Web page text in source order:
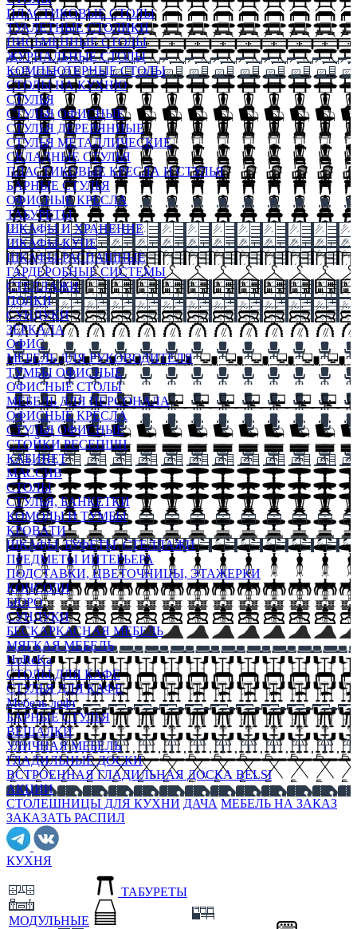
ПЛАСТИКОВЫЕ СТОЛЫ
ТУАЛЕТНЫЕ СТОЛИКИ
ПИСЬМЕННЫЕ СТОЛЫ
ЖУРНАЛЬНЫЕ СТОЛЫ
КОМПЬЮТЕРНЫЕ СТОЛЫ
СТОЛЫ НА КУХНЮ
СТУЛЬЯ
СТУЛЬЯ ОФИСНЫЕ
СТУЛЬЯ ДЕРЕВЯННЫЕ
СТУЛЬЯ МЕТАЛЛИЧЕСКИЕ
СКЛАДНЫЕ СТУЛЬЯ
ПЛАСТИКОВЫЕ КРЕСЛА И СТУЛЬЯ
БАРНЫЕ СТУЛЬЯ
ОФИСНЫЕ КРЕСЛА
ТАБУРЕТЫ
ШКАФЫ И ХРАНЕНИЕ
ШКАФЫ-КУПЕ
ШКАФЫ-РАСПАШНЫЕ
ГАРДЕРОБНЫЕ СИСТЕМЫ
СТЕЛЛАЖИ
ПОЛКИ
СУНДУКИ
ЗЕРКАЛА
ОФИС
МЕБЕЛЬ ДЛЯ РУКОВОДИТЕЛЯ
ТУМБЫ ОФИСНЫЕ
ОФИСНЫЕ СТОЛЫ
МЕБЕЛЬ ДЛЯ ПЕРСОНАЛА
ОФИСНЫЕ КРЕСЛА
СТУЛЬЯ ОФИСНЫЕ
СТОЙКИ РЕСЕПШН
КАБИНЕТ
МАССИВ
СТОЛЫ
СТУЛЬЯ, БАНКЕТКИ
КОМОДЫ И ТУМБЫ
КРОВАТИ
ШКАФЫ, БУФЕТЫ, СТЕЛЛАЖИ
ПРЕДМЕТЫ ИНТЕРЬЕРА
ПОДСТАВКИ, ЦВЕТОЧНИЦЫ, ЭТАЖЕРКИ
КОНСОЛИ
БЮРО
СУНДУКИ
БЕСКАРКАСНАЯ МЕБЕЛЬ
МЯГКАЯ МЕБЕЛЬ
HoReKa
СТОЛЫ ДЛЯ КАФЕ
СТУЛЬЯ ДЛЯ КАФЕ
Мебель лофт
БАРНЫЕ СТУЛЬЯ
ВЕШАЛКИ
УЛИЧНАЯ МЕБЕЛЬ
ГЛАДИЛЬНЫЕ ДОСКИ
ВСТРОЕННАЯ ГЛАДИЛЬНАЯ ДОСКА BELSI
АКЦИИ
СТОЛЕШНИЦЫ ДЛЯ КУХНИ ДАЧА МЕБЕЛЬ НА ЗАКАЗ
ЗАКАЗАТЬ РАСПИЛ
КУХНЯ
МОДУЛЬНЫЕ
ТАБУРЕТЫ